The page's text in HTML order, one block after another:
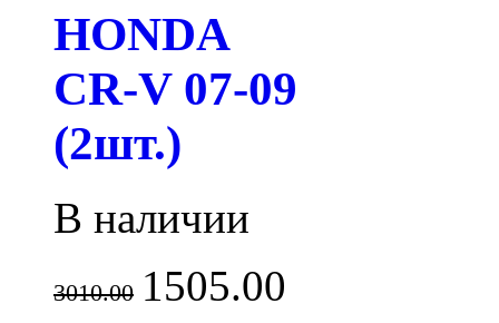
HONDA
CR-V 07-09
(2шт.)
В наличии
3010.00 1505.00